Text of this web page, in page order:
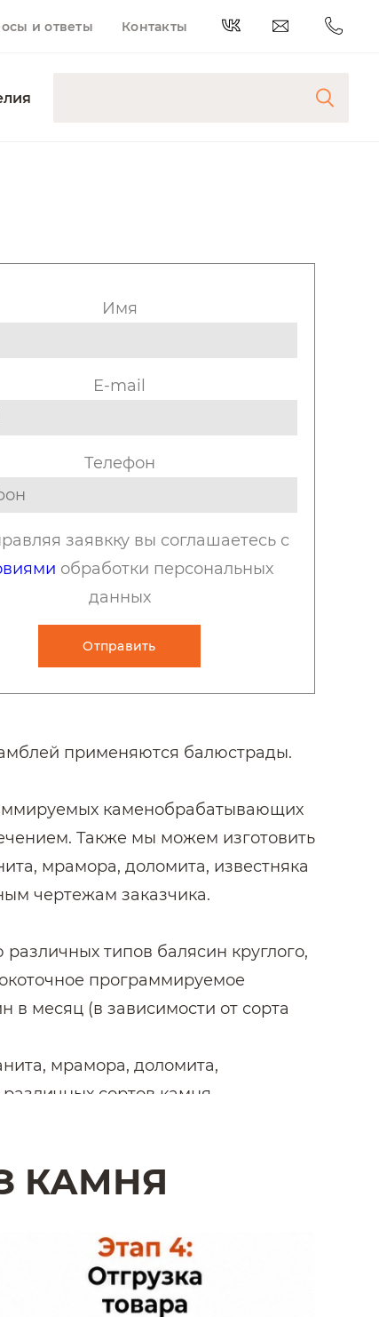
и ответы Контакты
Имя
E-mail
Телефон
заявкку вы соглашаетесь с
обработки персональных
данных
Отправить
применяются балюстрады.
каменобрабатывающих
Также мы можем изготовить
мрамора, доломита, известняка
чертежам заказчика.
типов балясин круглого,
программируемое
в месяц (в зависимости от сорта
мрамора, доломита,
сортов камня.
КАМНЯ